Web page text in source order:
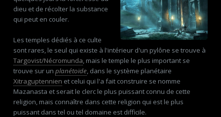
dieu et de récolter la substance
qui peut en couler.
Les temples dédiés à ce culte
sont rares, le seul qui existe à l'intérieur d'un pylône se trouve à
Targovist/Nécromunda, mais le temple le plus important se
trouve sur un planétoïde, dans le système planétaire
Xitraguptennien et celui qui l'a fait construire se nomme
Mazanasta et serait le clerc le plus puissant connu de cette
religion, mais connaître dans cette religion qui est le plus
puissant dans tel ou tel domaine est difficile.